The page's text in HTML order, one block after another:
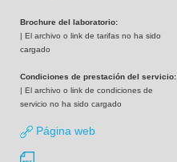
Brochure del laboratorio:
| El archivo o link de tarifas no ha sido
cargado
Condiciones de prestación del servicio:
| El archivo o link de condiciones de
servicio no ha sido cargado
Página web